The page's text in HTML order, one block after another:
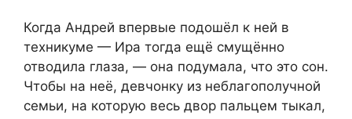
Когда Андрей впервые подошёл к ней в
техникуме — Ира тогда ещё смущённо
отводила глаза, — она подумала, что это сон.
Чтобы на неё, девчонку из неблагополучной
семьи, на которую весь двор пальцем тыкал,